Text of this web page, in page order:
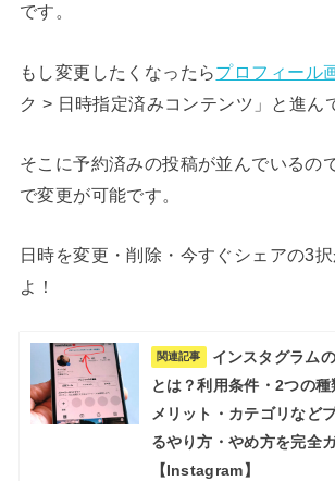
です。
もし変更したくなったらプロフィール
ク > 日時指定済みコンテンツ」と進ん
そこに予約済みの投稿が並んでいるの
で変更が可能です。
日時を変更・削除・今すぐシェアの3
よ！
関連記事
インスタグラム
とは？利用条件・2つの
メリット・カテゴリなど
るやり方・やめ方を完全
【Instagram】